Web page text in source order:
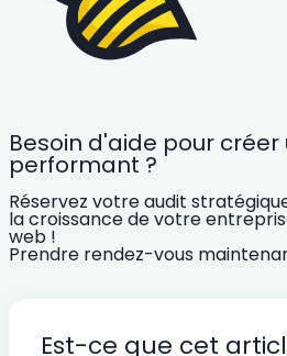
Besoin d'aide pour créer
performant ?
Réservez votre audit
la croissance de votre
web !
Prendre rendez-vous
Est-ce que cet